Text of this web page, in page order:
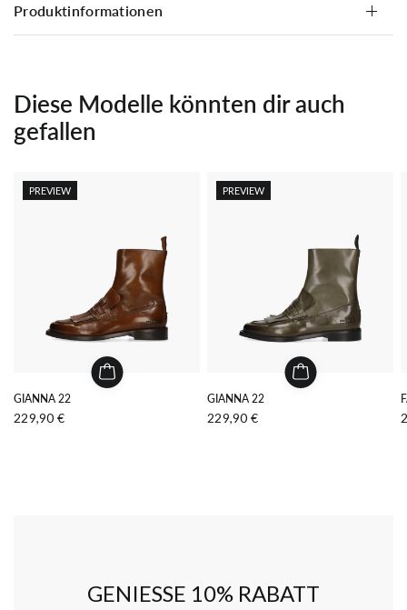
Produktinformationen
Diese Modelle könnten dir auch
gefallen
PREVIEW
GIANNA 22
229,90 €
PREVIEW
GIANNA 22
229,90 €
GENIESSE 10% RABATT